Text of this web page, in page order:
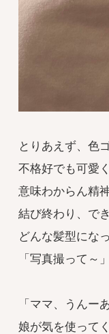
とりあえず、色
不格好でも可愛
意味わからん精
結び終わり、で
どんな髪型にな
「写真撮って～
「ママ、うんー
娘が気を使って